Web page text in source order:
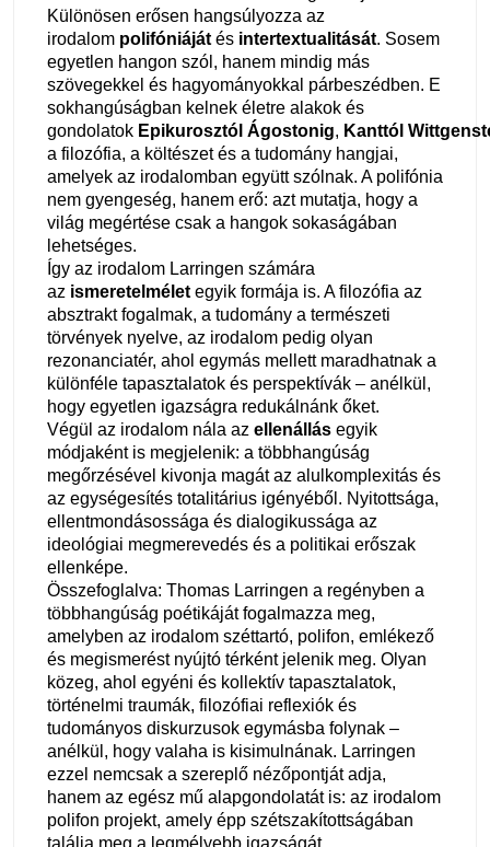
Különösen erősen hangsúlyozza az
irodalom polifóniáját és intertextualitását. Sosem
egyetlen hangon szól, hanem mindig más
szövegekkel és hagyományokkal párbeszédben. E
sokhangúságban kelnek életre alakok és
gondolatok Epikurosztól Ágostonig, Kanttól
a filozófia, a költészet és a tudomány hangjai,
amelyek az irodalomban együtt szólnak. A polifónia
nem gyengeség, hanem erő: azt mutatja, hogy a
világ megértése csak a hangok sokaságában
lehetséges.
Így az irodalom Larringen számára
az ismeretelmélet egyik formája is. A filozófia az
absztrakt fogalmak, a tudomány a természeti
törvények nyelve, az irodalom pedig olyan
rezonanciatér, ahol egymás mellett maradhatnak a
különféle tapasztalatok és perspektívák – anélkül,
hogy egyetlen igazságra redukálnánk őket.
Végül az irodalom nála az ellenállás egyik
módjaként is megjelenik: a többhangúság
megőrzésével kivonja magát az alulkomplexitás és
az egységesítés totalitárius igényéből. Nyitottsága,
ellentmondásossága és dialogikussága az
ideológiai megmerevedés és a politikai erőszak
ellenképe.
Összefoglalva: Thomas Larringen a regényben a
többhangúság poétikáját fogalmazza meg,
amelyben az irodalom széttartó, polifon, emlékező
és megismerést nyújtó térként jelenik meg. Olyan
közeg, ahol egyéni és kollektív tapasztalatok,
történelmi traumák, filozófiai reflexiók és
tudományos diskurzusok egymásba folynak –
anélkül, hogy valaha is kisimulnának. Larringen
ezzel nemcsak a szereplő nézőpontját adja,
hanem az egész mű alapgondolatát is: az irodalom
polifon projekt, amely épp szétszakítottságában